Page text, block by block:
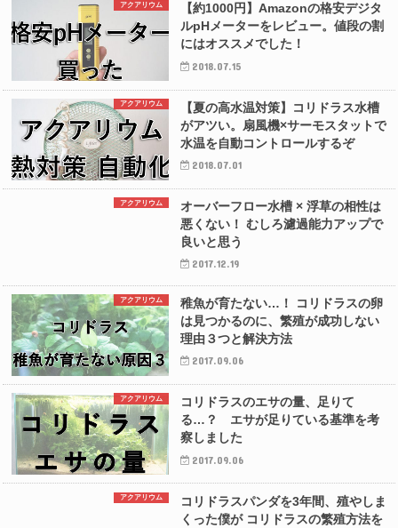
アクアリウム
【約1000円】Amazonの格安デジタ
ルpHメーターをレビュー。値段の割
にはオススメでした！
2018.07.15
アクアリウム
【夏の高水温対策】コリドラス水槽
がアツい。扇風機×サーモスタットで
水温を自動コントロールするぞ
2018.07.01
アクアリウム
オーバーフロー水槽 × 浮草の相性は
悪くない！ むしろ濾過能力アップで
良いと思う
2017.12.19
アクアリウム
稚魚が育たない…！ コリドラスの卵
は見つかるのに、繁殖が成功しない
理由３つと解決方法
2017.09.06
アクアリウム
コリドラスのエサの量、足りて
る…？ エサが足りている基準を考
察しました
2017.09.06
アクアリウム
コリドラスパンダを3年間、殖やしま
くった僕が コリドラスの繁殖方法を